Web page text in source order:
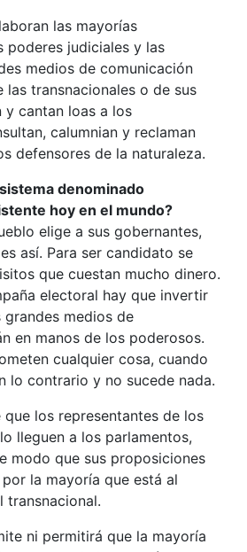
las mayorías
poderes judiciales y las
medios de comunicación
las transnacionales o de sus
y cantan loas a los
calumnian y reclaman
defensores de la naturaleza.
denominado
hoy en el mundo?
elige a sus gobernantes,
así. Para ser candidato se
que cuestan mucho dinero.
electoral hay que invertir
medios de
en manos de los poderosos.
cualquier cosa, cuando
lo contrario y no sucede nada.
que los representantes de los
lleguen a los parlamentos,
modo que sus proposiciones
la mayoría que está al
transnacional.
ni permitirá que la mayoría